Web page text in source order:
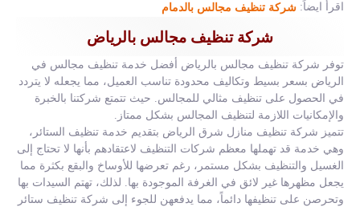
اقرأ ايضاً: شركة تنظيف مجالس بالدمام
شركة تنظيف مجالس بالرياض
توفر شركة تنظيف مجالس بالرياض أفضل خدمة تنظيف مجالس في
الرياض بسعر بسيط وتكاليف محدودة تناسب العميل، مما يجعله لا يتردد
في الحصول على تنظيف مثالي للمجالس. حيث تتمتع شركتنا بالخبرة
والإمكانيات اللازمة لتنظيف المجالس بشكل ممتاز.
تتميز شركة تنظيف منازل شرق الرياض بتقديم خدمة تنظيف الستائر،
وهي خدمة قد تهملها معظم شركات التنظيف لاعتقادهم بأنها لا تحتاج إلى
الغسيل والتنظيف بشكل مستمر، رغم تعرضها للأوساخ والبقع بكثرة مما
يجعل مظهرها غير لائق في الغرفة الموجودة بها. لذلك، تهتم السيدات بها
وتحرصن على تنظيفها دائماً، مما يدفعهن للجوء إلى شركة تنظيف ستائر